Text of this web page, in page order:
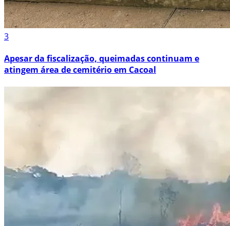
3
Apesar da fiscalização, queimadas continuam e
atingem área de cemitério em Cacoal